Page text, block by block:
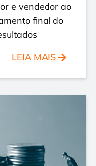
e vendedor ao
final do
LEIA MAIS